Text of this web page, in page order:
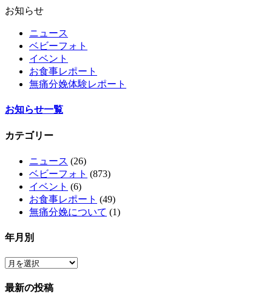
お知らせ
ニュース
ベビーフォト
イベント
お食事レポート
無痛分娩体験レポート
お知らせ一覧
カテゴリー
ニュース (26)
ベビーフォト (873)
イベント (6)
お食事レポート (49)
無痛分娩について (1)
年月別
最新の投稿